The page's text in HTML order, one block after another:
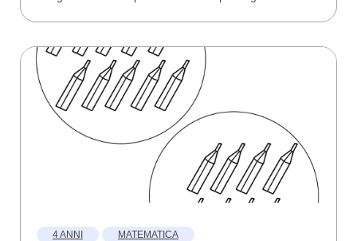
4 ANNI
MATEMATICA